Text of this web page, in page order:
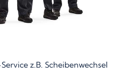
z.B. Scheibenwechsel